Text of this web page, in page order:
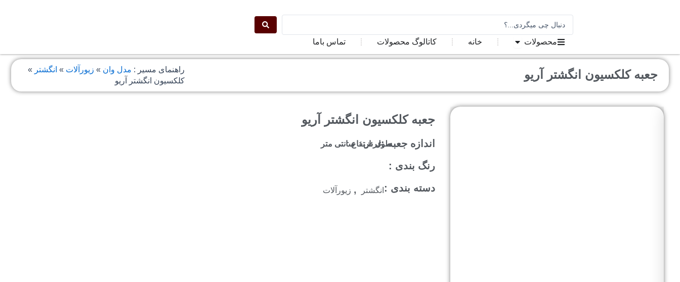
محصولات باز کردن در محصولات
خانه کاتالوگ محصولات تماس باما
جعبه کلکسیون انگشتر آریو راهنمای مسیر : مدل وان » زیورآلات » انگشتر »
کلکسیون انگشتر آریو
جعبه کلکسیون انگشتر آریو
طول :
عرض :ارتفاع :سانتی متر
اندازه جعبه :
رنگ بندی :
انگشتر , زیورآلات دسته بندی :